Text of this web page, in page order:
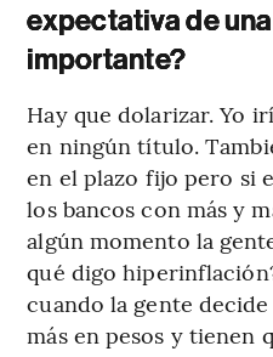
expectativa de
importante?
Hay que dolarizar. Yo
en ningún título.
en el plazo fijo pero si
los bancos con más y
algún momento la
qué digo
cuando la gente
más en pesos y tienen